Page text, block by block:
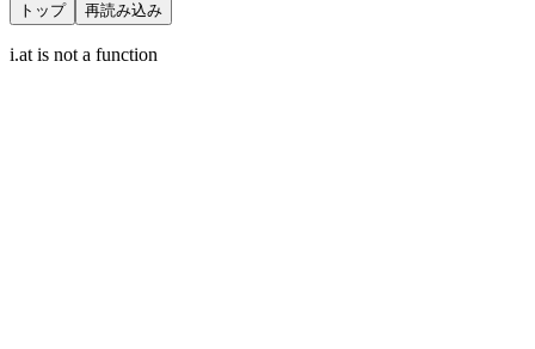
トップ 再読み込み
i.at is not a function